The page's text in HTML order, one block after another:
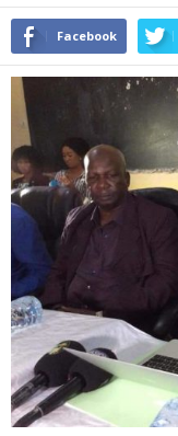
Facebook